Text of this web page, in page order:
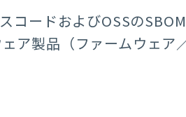
コードおよびOSSの
ア製品（ファームウェア